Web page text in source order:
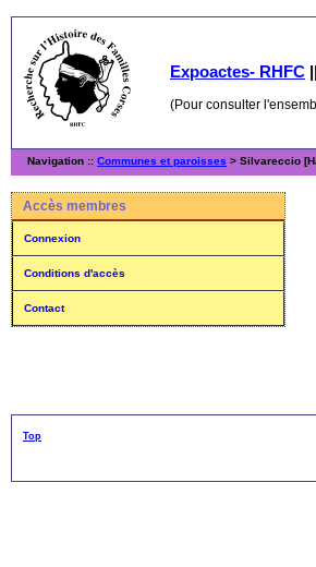
Expoactes- RHFC ||
(Pour consulter
Navigation :: Communes et paroisses > Silvareccio
Accès membres
Connexion
Conditions d'accès
Contact
Top